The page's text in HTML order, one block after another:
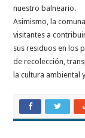
nuestro balneario.
Asimismo, la
visitantes a
sus residuos en los
de recolección,
la cultura ambiental